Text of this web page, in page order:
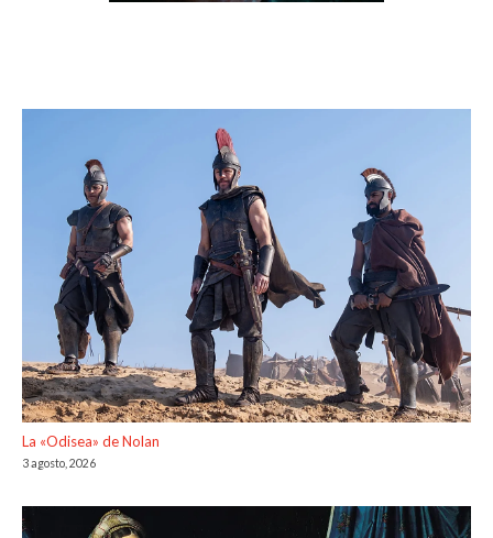
La «Odisea» de Nolan
3 agosto, 2026